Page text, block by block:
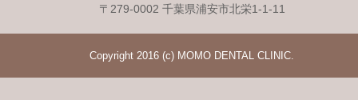
〒279-0002 千葉県浦安市北栄1-1-11
Copyright 2016 (c) MOMO DENTAL CLINIC.